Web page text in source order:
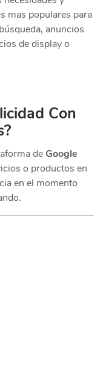
mas populares para
anuncios
de display o
Con
de Google
o productos en
en el momento